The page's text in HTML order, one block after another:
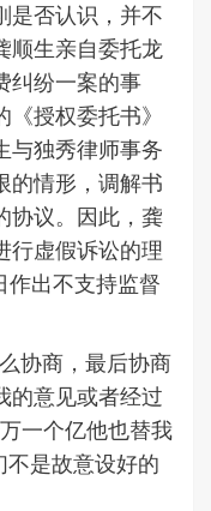
是否认识，并不
顺生亲自委托龙
纠纷一案的事
授权委托书》
与独秀律师事务
的情形，调解书
协议。因此，龚
行虚假诉讼的理
作出不支持监督
协商，最后协商
的意见或者经过
一个亿他也替我
不是故意设好的